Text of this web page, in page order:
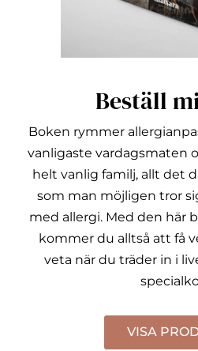
Beställ
Boken rymmer
vanligaste vardagsmaten
helt vanlig familj, allt det
som man möjligen tror
med allergi. Med den här
kommer du alltså att få
veta när du träder in i
VISA